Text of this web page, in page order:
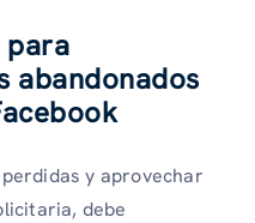
para
abandonados
y aprovechar
debe